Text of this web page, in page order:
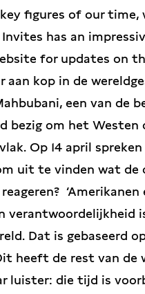
figures of our time,
has an
for updates on
kop in de
een van de
bezig om het Westen
Op 14 april
uit te vinden wat de
‘Amerikanen
verantwoordelijkheid
Dat is gebaseerd
heeft de rest van de
luister: die tijd is